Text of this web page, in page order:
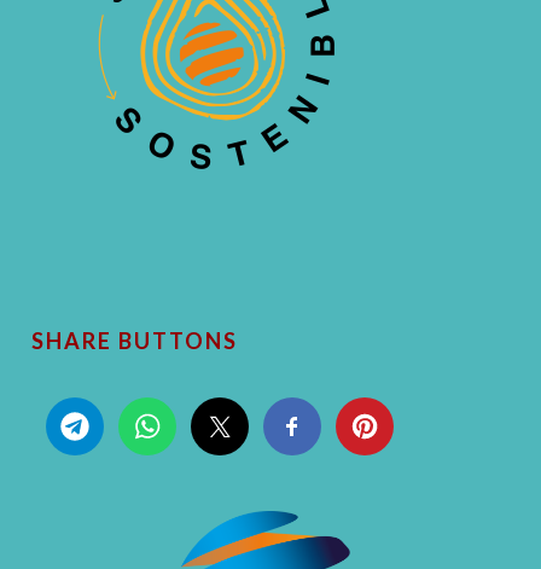
SHARE BUTTONS